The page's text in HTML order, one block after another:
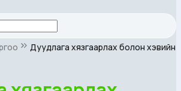
Дуудлага хязгаарлах болон хэвийн